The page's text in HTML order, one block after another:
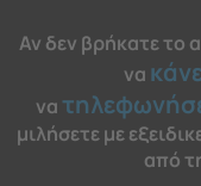
Αν δεν βρήκατε το
να
να
μιλήσετε με
από